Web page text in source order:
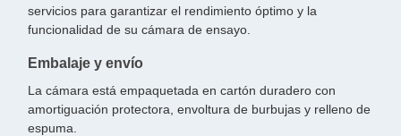
servicios para garantizar el rendimiento óptimo y la
funcionalidad de su cámara de ensayo.
Embalaje y envío
La cámara está empaquetada en cartón duradero con
amortiguación protectora, envoltura de burbujas y relleno de
espuma.